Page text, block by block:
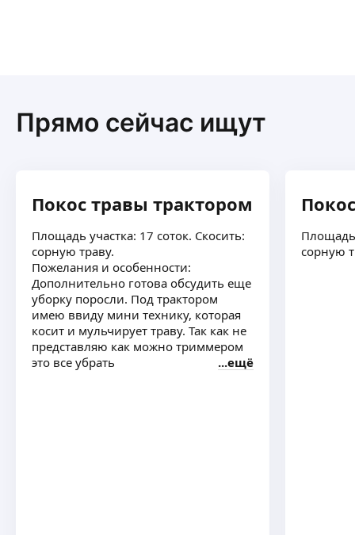
Прямо сейчас ищут
Покос травы трактором
Площадь участка: 17 соток. Скосить:
сорную траву.
Пожелания и особенности:
Дополнительно готова обсудить еще
уборку поросли. Под трактором
имею ввиду мини технику, которая
косит и мульчирует траву. Так как не
представляю как можно триммером
это все убрать
ещё
Площадь
сорную